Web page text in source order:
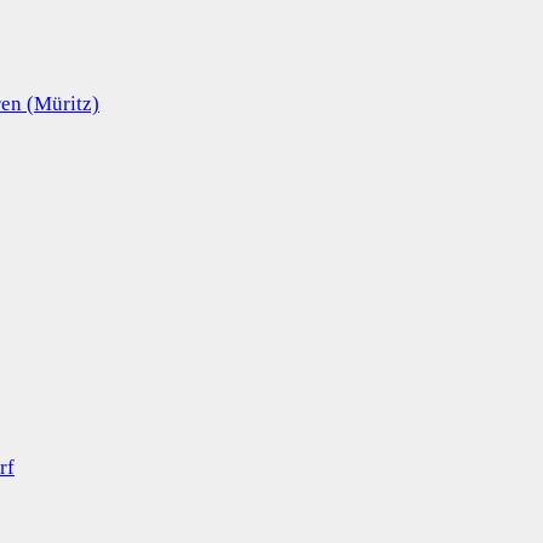
(Müritz)